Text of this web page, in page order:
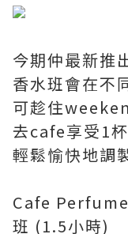
今期仲最新推
香水班會在不
可趁住
去cafe享受1
輕鬆愉快地調
Cafe
班 (1.5小時)